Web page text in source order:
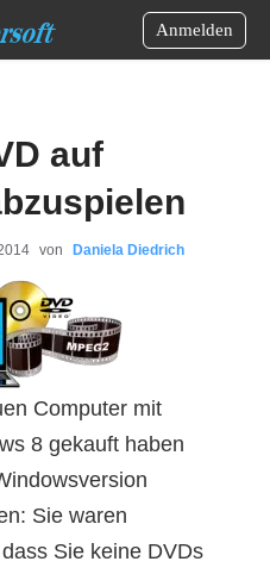
Anmelden
auf
von Daniela Diedrich
Computer mit
8 gekauft haben
Sie waren
Sie keine DVDs